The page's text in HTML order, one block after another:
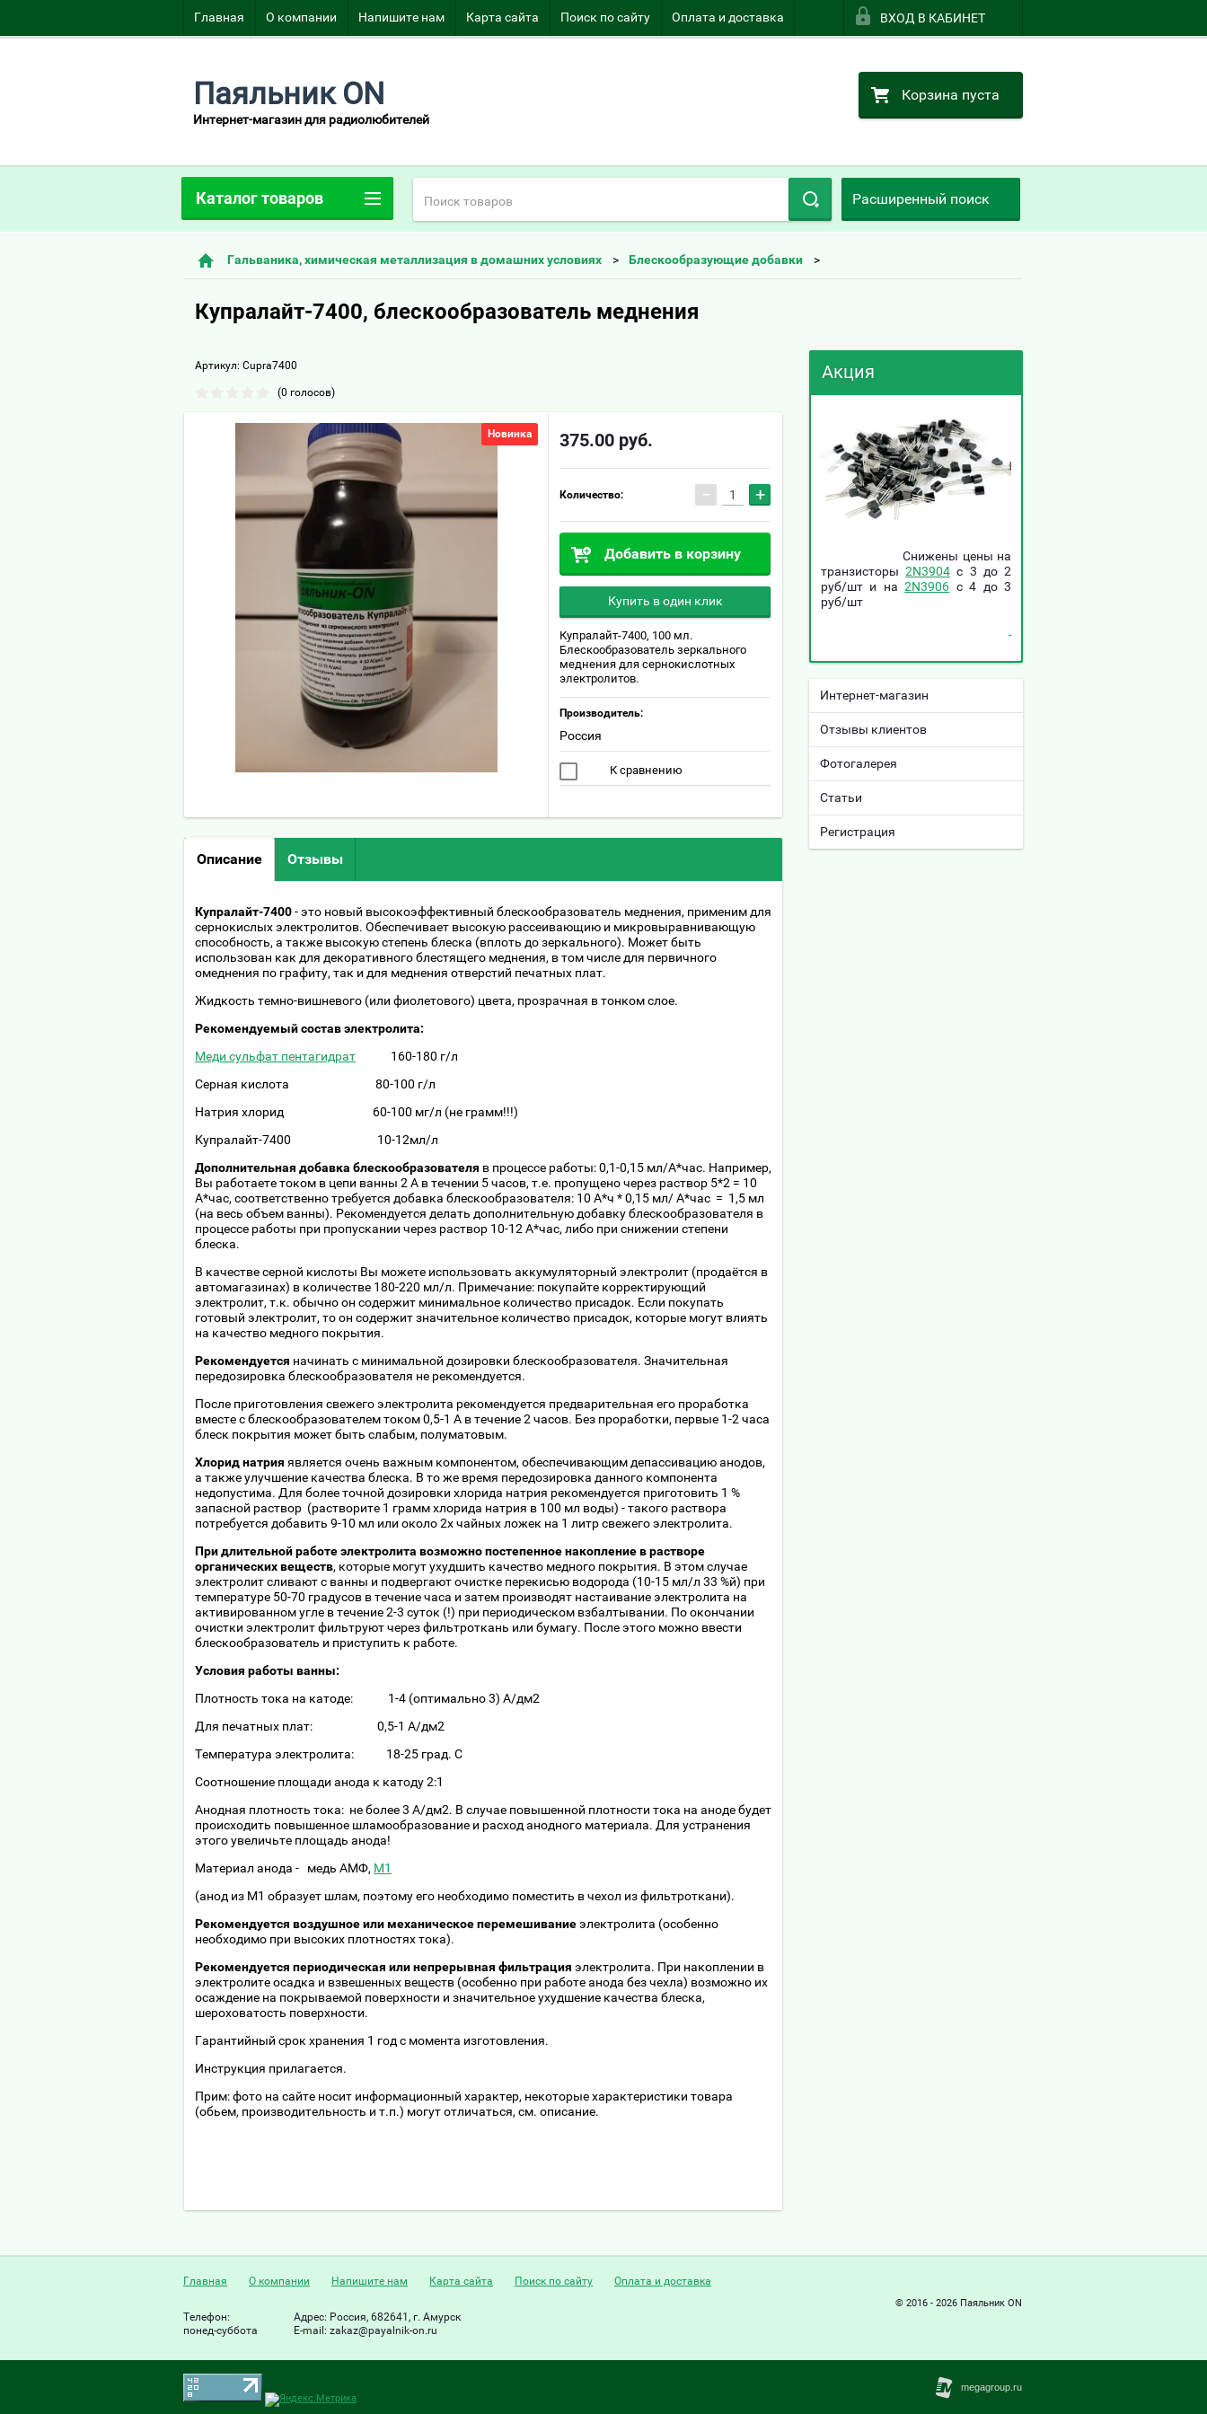
Главная О компании Напишите нам Карта сайта Поиск по сайту Оплата и доставка ВХОД В КАБИНЕТ
Паяльник ON
Интернет-магазин для радиолюбителей
Корзина пуста
Расширенный поиск
Гальваника, химическая металлизация в домашних условиях Блескообразующие добавки
Купралайт-7400, блескообразователь меднения
Артикул: Cupra7400
(0 голосов)
Новинка 375.00 руб.
Количество: − +
Добавить в корзину
Купить в один клик
Купралайт-7400, 100 мл.
Блескообразователь зеркального
меднения для сернокислотных
электролитов.
Производитель:
Россия
К сравнению
Описание Отзывы
Купралайт-7400- это новый высокоэффективный блескообразователь меднения, применим для
сернокислых электролитов. Обеспечивает высокую рассеивающию и микровыравнивающую
способность, а также высокую степень блеска (вплоть до зеркального). Может быть
использован как для декоративного блестящего меднения, в том числе для первичного
омеднения по графиту, так и для меднения отверстий печатных плат.
Жидкость темно-вишневого (или фиолетового) цвета, прозрачная в тонком слое.
Рекомендуемый состав электролита:
Меди сульфат пентагидрат 160-180 г/л
Серная кислота 80-100 г/л
Натрия хлорид 60-100 мг/л (не грамм!!!)
Купралайт-7400 10-12мл/л
Дополнительная добавка блескообразователя в процессе работы: 0,1-0,15 мл/А*час. Например,
Вы работаете током в цепи ванны 2 А в течении 5 часов, т.е. пропущено через раствор 5*2 = 10
А*час, соответственно требуется добавка блескообразователя: 10 А*ч * 0,15 мл/ А*час = 1,5 мл
(на весь объем ванны). Рекомендуется делать дополнительную добавку блескообразователя в
процессе работы при пропускании через раствор 10-12 А*час, либо при снижении степени
блеска.
В качестве серной кислоты Вы можете использовать аккумуляторный электролит (продаётся в
автомагазинах) в количестве 180-220 мл/л. Примечание: покупайте корректирующий
электролит, т.к. обычно он содержит минимальное количество присадок. Если покупать
готовый электролит, то он содержит значительное количество присадок, которые могут влиять
на качество медного покрытия.
Рекомендуется начинать с минимальной дозировки блескообразователя. Значительная
передозировка блескообразователя не рекомендуется.
После приготовления свежего электролита рекомендуется предварительная его проработка
вместе с блескообразователем током 0,5-1 А в течение 2 часов. Без проработки, первые 1-2 часа
блеск покрытия может быть слабым, полуматовым.
Хлорид натрия является очень важным компонентом, обеспечивающим депассивацию анодов,
а также улучшение качества блеска. В то же время передозировка данного компонента
недопустима. Для более точной дозировки хлорида натрия рекомендуется приготовить 1 %
запасной раствор (растворите 1 грамм хлорида натрия в 100 мл воды) - такого раствора
потребуется добавить 9-10 мл или около 2х чайных ложек на 1 литр свежего электролита.
При длительной работе электролита возможно постепенное накопление в растворе
органических веществ, которые могут ухудшить качество медного покрытия. В этом случае
электролит сливают с ванны и подвергают очистке перекисью водорода (10-15 мл/л 33 %й) при
температуре 50-70 градусов в течение часа и затем производят настаивание электролита на
активированном угле в течение 2-3 суток (!) при периодическом взбалтывании. По окончании
очистки электролит фильтруют через фильтроткань или бумагу. После этого можно ввести
блескообразователь и приступить к работе.
Условия работы ванны:
Плотность тока на катоде: 1-4 (оптимально 3) А/дм2
Для печатных плат: 0,5-1 А/дм2
Температура электролита: 18-25 град. С
Соотношение площади анода к катоду 2:1
Анодная плотность тока: не более 3 А/дм2. В случае повышенной плотности тока на аноде будет
происходить повышенное шламообразование и расход анодного материала. Для устранения
этого увеличьте площадь анода!
Материал анода - медь АМФ, М1
(анод из М1 образует шлам, поэтому его необходимо поместить в чехол из фильтроткани).
Рекомендуется воздушное или механическое перемешиваниеэлектролита (особенно
необходимо при высоких плотностях тока).
Рекомендуется периодическая или непрерывная фильтрация электролита. При накоплении в
электролите осадка и взвешенных веществ (особенно при работе анода без чехла) возможно их
осаждение на покрываемой поверхности и значительное ухудшение качества блеска,
шероховатость поверхности.
Гарантийный срок хранения 1 год с момента изготовления.
Инструкция прилагается.
Прим: фото на сайте носит информационный характер, некоторые характеристики товара
(обьем, производительность и т.п.) могут отличаться, см. описание.
Каталог товаров
Акция
Снижены цены на
транзисторы2N3904 c 3 до 2
руб/шт и на2N3906 c 4 до 3
руб/шт
Интернет-магазин
Отзывы клиентов
Фотогалерея
Статьи
Регистрация
Главная О компании Напишите нам Карта сайта Поиск по сайту Оплата и доставка
Телефон:
понед-суббота
Адрес: Россия, 682641, г. Амурск
Е-mail: zakaz@payalnik-on.ru
© 2016 - 2026 Паяльник ON